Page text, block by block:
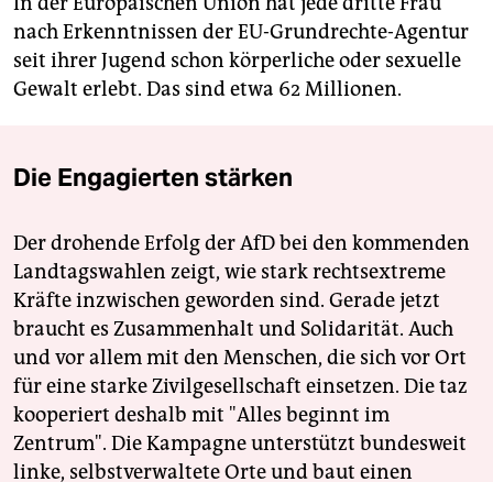
nach Erkenntnissen der EU-Grundrechte-Agentur
seit ihrer Jugend schon körperliche oder sexuelle
Gewalt erlebt. Das sind etwa 62 Millionen.
Die Engagierten stärken
Der drohende Erfolg der AfD bei den kommenden
Landtagswahlen zeigt, wie stark rechtsextreme
Kräfte inzwischen geworden sind. Gerade jetzt
braucht es Zusammenhalt und Solidarität. Auch
und vor allem mit den Menschen, die sich vor Ort
für eine starke Zivilgesellschaft einsetzen. Die taz
kooperiert deshalb mit "Alles beginnt im
Zentrum". Die Kampagne unterstützt bundesweit
linke, selbstverwaltete Orte und baut einen